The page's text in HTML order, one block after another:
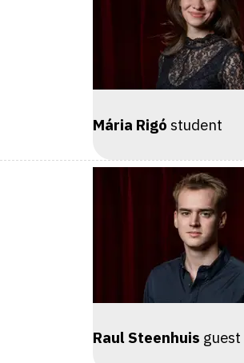
Mária Rigó student
Raul Steenhuis guest